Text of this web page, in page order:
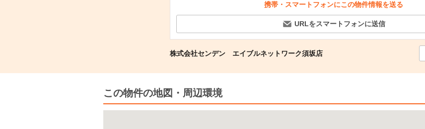
携帯・スマートフォンにこの物件情報を送る
URLをスマートフォンに送信
株式会社センデン エイブルネットワーク須坂店
この物件の地図・周辺環境